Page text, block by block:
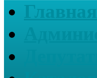
Главная